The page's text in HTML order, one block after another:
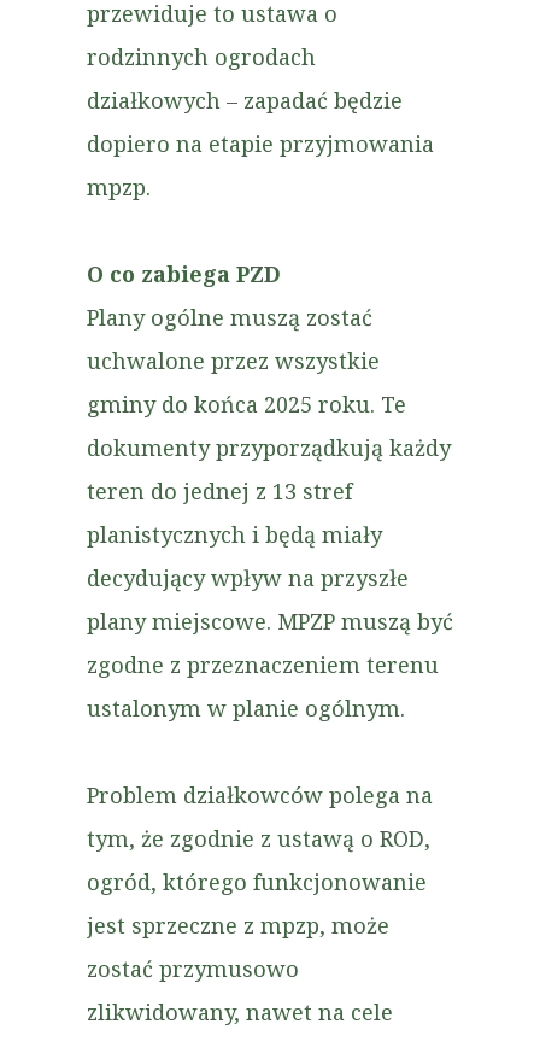
przewiduje to ustawa o
rodzinnych ogrodach
działkowych – zapadać będzie
dopiero na etapie przyjmowania
mpzp.
O co zabiega PZD
Plany ogólne muszą zostać
uchwalone przez wszystkie
gminy do końca 2025 roku. Te
dokumenty przyporządkują każdy
teren do jednej z 13 stref
planistycznych i będą miały
decydujący wpływ na przyszłe
plany miejscowe. MPZP muszą być
zgodne z przeznaczeniem terenu
ustalonym w planie ogólnym.
Problem działkowców polega na
tym, że zgodnie z ustawą o ROD,
ogród, którego funkcjonowanie
jest sprzeczne z mpzp, może
zostać przymusowo
zlikwidowany, nawet na cele